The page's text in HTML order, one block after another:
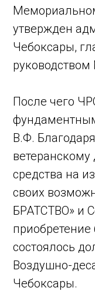
утвержден
Чебоксары,
После чего
В.Ф.
средства на
своих
БРАТСТВО» и
состоялось
Воздушно-
Чебоксары.